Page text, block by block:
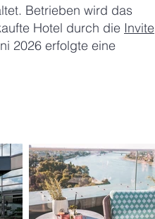
Betrieben wird das
Hotel durch die Invite
2026 erfolgte eine